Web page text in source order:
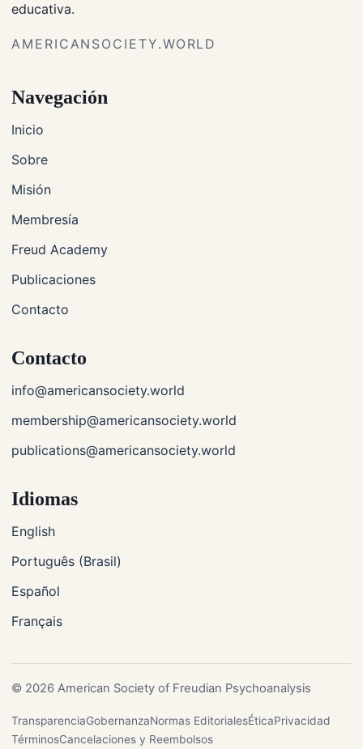
educativa.
AMERICANSOCIETY.WORLD
Navegación
Inicio
Sobre
Misión
Membresía
Freud Academy
Publicaciones
Contacto
Contacto
info@americansociety.world
membership@americansociety.world
publications@americansociety.world
Idiomas
English
Português (Brasil)
Español
Français
© 2026 American Society of Freudian Psychoanalysis
TransparenciaGobernanzaNormas EditorialesÉticaPrivacidad
TérminosCancelaciones y Reembolsos